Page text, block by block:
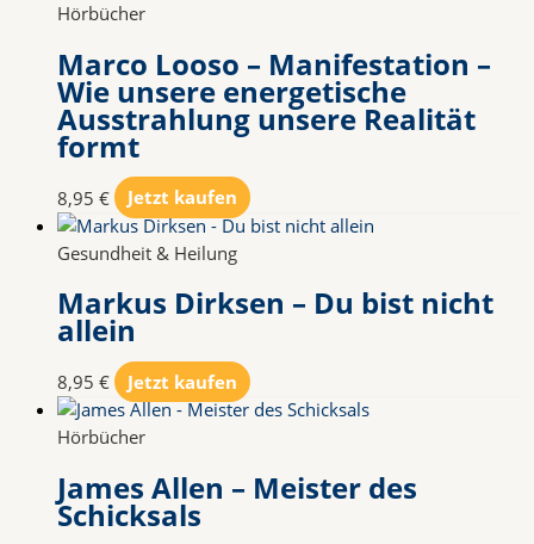
Hörbücher
Marco Looso – Manifestation –
Wie unsere energetische
Ausstrahlung unsere Realität
formt
8,95 € Jetzt kaufen
Gesundheit & Heilung
Markus Dirksen – Du bist nicht
allein
8,95 € Jetzt kaufen
Hörbücher
James Allen – Meister des
Schicksals